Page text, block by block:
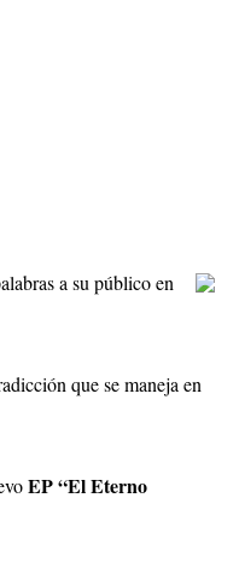
a su público en
que se maneja en
EP “El Eterno